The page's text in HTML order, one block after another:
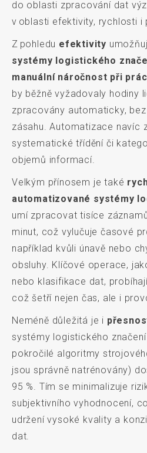
do oblasti zpracování dat
v oblasti efektivity, rychlosti i
Z pohledu efektivity
systémy logistického
manuální náročnost při
by běžně vyžadovaly hodiny
zpracovány automaticky,
zásahu. Automatizace navíc
systematické třídění či
objemů informací.
Velkým přínosem je také
automatizované systémy
umí zpracovat tisíce
minut, což vylučuje časové
například kvůli únavě nebo
obsluhy. Klíčové operace,
nebo klasifikace dat,
což šetří nejen čas, ale i
Neméně důležitá je i
systémy logistického
pokročilé algoritmy
jsou správně natrénovány)
95 %. Tím se minimalizuje
subjektivního vyhodnocení,
udržení vysoké kvality a
dat.